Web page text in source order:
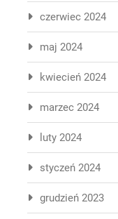
czerwiec 2024
maj 2024
kwiecień 2024
marzec 2024
luty 2024
styczeń 2024
grudzień 2023